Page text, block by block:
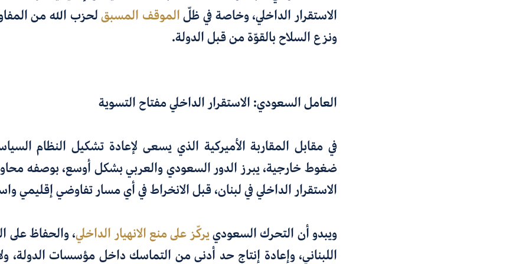
الاستقرار الداخلي، وخاصة في ظلّ الموقف المسبقلحزب الله من
ونزع السلاح بالقوّة من قبل الدولة.
العامل السعودي: الاستقرار الداخلي مفتاح التسوية
في مقابل المقاربة الأميركية الذي يسعى لإعادة تشكيل النظام
ضغوط خارجية، يبرز الدور السعودي والعربي بشكل أوسع، بوصفه
الاستقرار الداخلي في لبنان، قبل الانخراط في أي مسار تفاوضي إقليمي
ويبدو أن التحرك السعودي يركّز على منع الانهيار الداخلي، والحفاظ على
اللبناني، وإعادة إنتاج حد أدنى من التماسك داخل مؤسسات الدولة،